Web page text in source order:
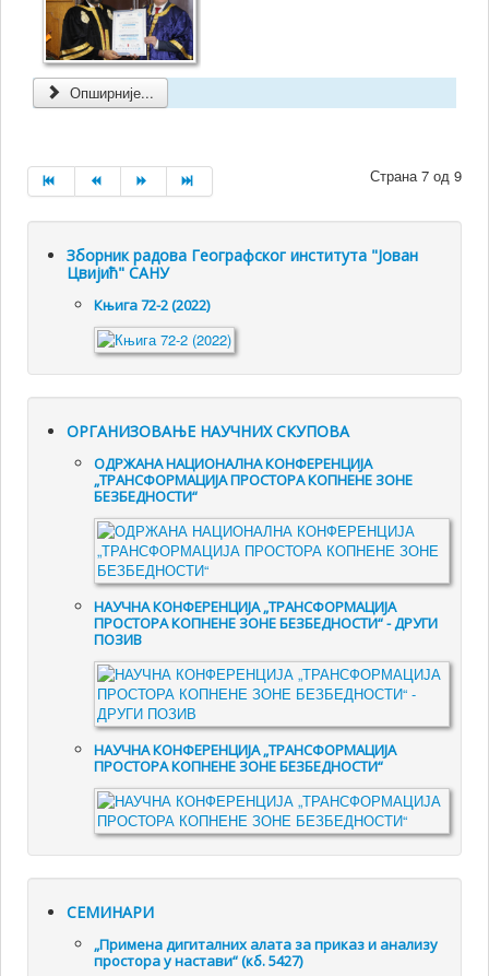
Опширније...
Страна 7 од 9
Зборник радова Географског института "Јован
Цвијић" САНУ
Књига 72-2 (2022)
ОРГАНИЗОВАЊЕ НАУЧНИХ СКУПОВА
ОДРЖАНА НАЦИОНАЛНА КОНФЕРЕНЦИЈА
„ТРАНСФОРМАЦИЈА ПРОСТОРА КОПНЕНЕ ЗОНЕ
БЕЗБЕДНОСТИ“
НАУЧНА КОНФЕРЕНЦИЈА „ТРАНСФОРМАЦИЈА
ПРОСТОРА КОПНЕНЕ ЗОНЕ БЕЗБЕДНОСТИ“ - ДРУГИ
ПОЗИВ
НАУЧНА КОНФЕРЕНЦИЈА „ТРАНСФОРМАЦИЈА
ПРОСТОРА КОПНЕНЕ ЗОНЕ БЕЗБЕДНОСТИ“
СЕМИНАРИ
„Примена дигиталних алата за приказ и анализу
простора у настави“ (кб. 5427)